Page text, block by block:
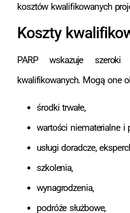
kosztów kwalifikowanych
Koszty
PARP wskazuje szeroki
kwalifikowanych. Mogą one
środki trwałe,
wartości niematerialne i
usługi doradcze,
szkolenia,
wynagrodzenia,
podróże służbowe,